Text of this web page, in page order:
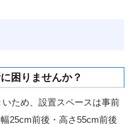
困りませんか？
ため、設置スペースは事前
25cm前後・高さ55cm前後